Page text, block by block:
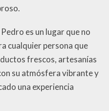
es un lugar que no
cualquier persona que
frescos, artesanías
su atmósfera vibrante y
una experiencia